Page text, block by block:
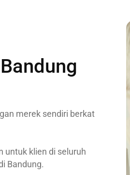
merek sendiri berkat
untuk klien di seluruh
Bandung.